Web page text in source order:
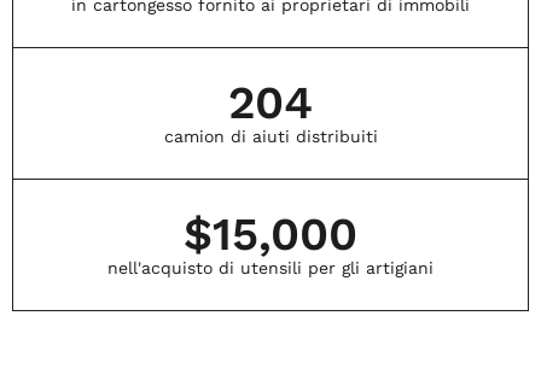
in cartongesso fornito ai proprietari di immobili
camion di aiuti distribuiti
204
nell'acquisto di utensili per gli artigiani
$15,000